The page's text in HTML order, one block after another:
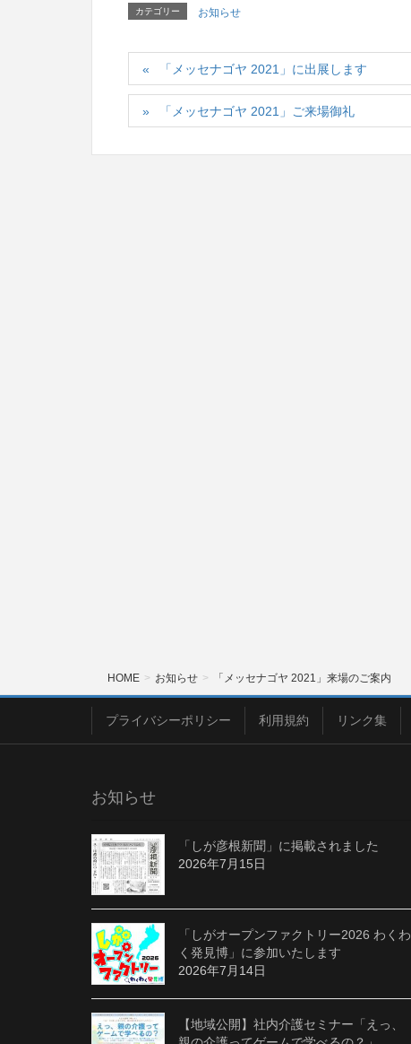
カテゴリー お知らせ
「メッセナゴヤ 2021」に出展します
「メッセナゴヤ 2021」ご来場御礼
HOME お知らせ 「メッセナゴヤ 2021」来場のご案内
プライバシーポリシー 利用規約 リンク集
お知らせ
「しが彦根新聞」に掲載されました
2026年7月15日
「しがオープンファクトリー2026 わくわ
く発見博」に参加いたします
2026年7月14日
【地域公開】社内介護セミナー「えっ、